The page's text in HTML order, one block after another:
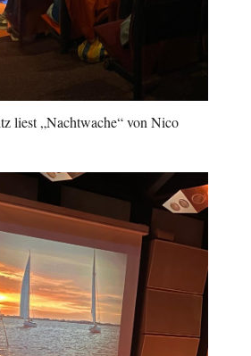
liest „Nachtwache“ von Nico